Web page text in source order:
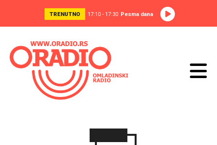
TRENUTNO 17:10 - 17:30 Pesma dana